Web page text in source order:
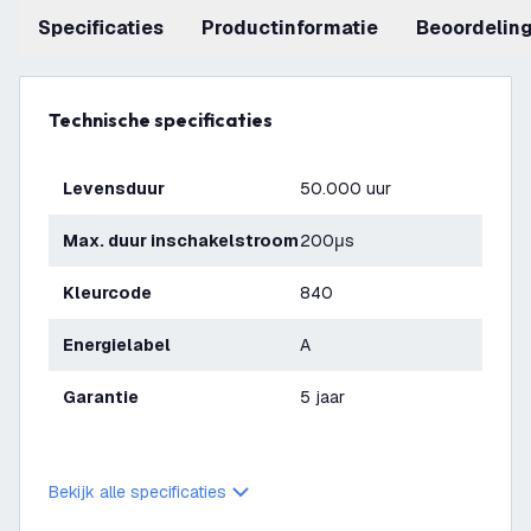
Specificaties productinformatie
Technische specificaties
Levensduur 50.000 uur
Max. duur inschakelstroom200μs
Kleurcode 840
Energielabel A
Garantie 5 jaar
Bekijk alle specificaties